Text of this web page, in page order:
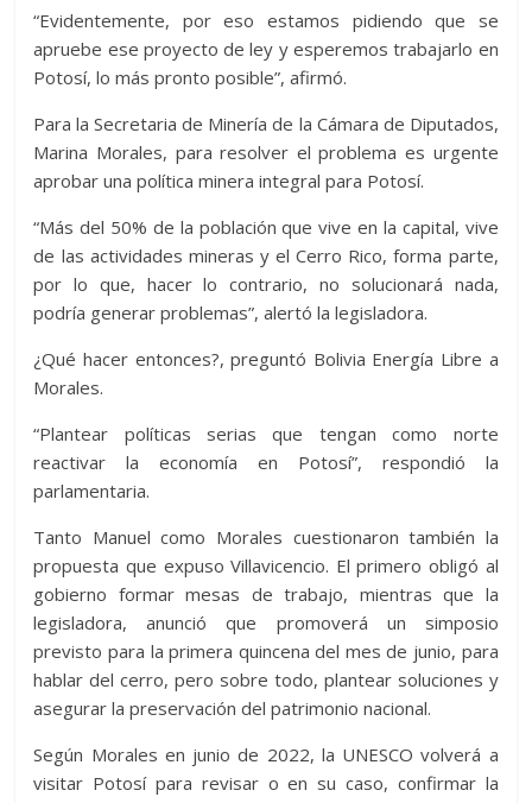
“Evidentemente, por eso estamos pidiendo que se
apruebe ese proyecto de ley y esperemos trabajarlo en
Potosí, lo más pronto posible”, afirmó.
Para la Secretaria de Minería de la Cámara de Diputados,
Marina Morales, para resolver el problema es urgente
aprobar una política minera integral para Potosí.
“Más del 50% de la población que vive en la capital, vive
de las actividades mineras y el Cerro Rico, forma parte,
por lo que, hacer lo contrario, no solucionará nada,
podría generar problemas”, alertó la legisladora.
¿Qué hacer entonces?, preguntó Bolivia Energía Libre a
Morales.
“Plantear políticas serias que tengan como norte
reactivar la economía en Potosí”, respondió la
parlamentaria.
Tanto Manuel como Morales cuestionaron también la
propuesta que expuso Villavicencio. El primero obligó al
gobierno formar mesas de trabajo, mientras que la
legisladora, anunció que promoverá un simposio
previsto para la primera quincena del mes de junio, para
hablar del cerro, pero sobre todo, plantear soluciones y
asegurar la preservación del patrimonio nacional.
Según Morales en junio de 2022, la UNESCO volverá a
visitar Potosí para revisar o en su caso, confirmar la